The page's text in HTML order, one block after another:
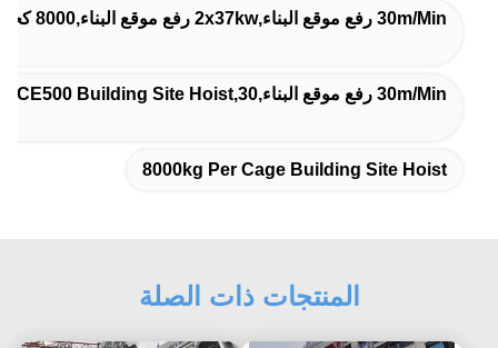
30m/min رفع موقع البناء,2x37kw رفع موقع البناء,8000 كجم لكل قفص
30m/min رفع موقع البناء,SCE500 Building Site Hoist,30 من الرفع لرفع الركاب
8000kg Per Cage Building Site Hoist
المنتجات ذات الصلة